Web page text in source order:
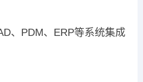
、PDM、ERP等系统集成